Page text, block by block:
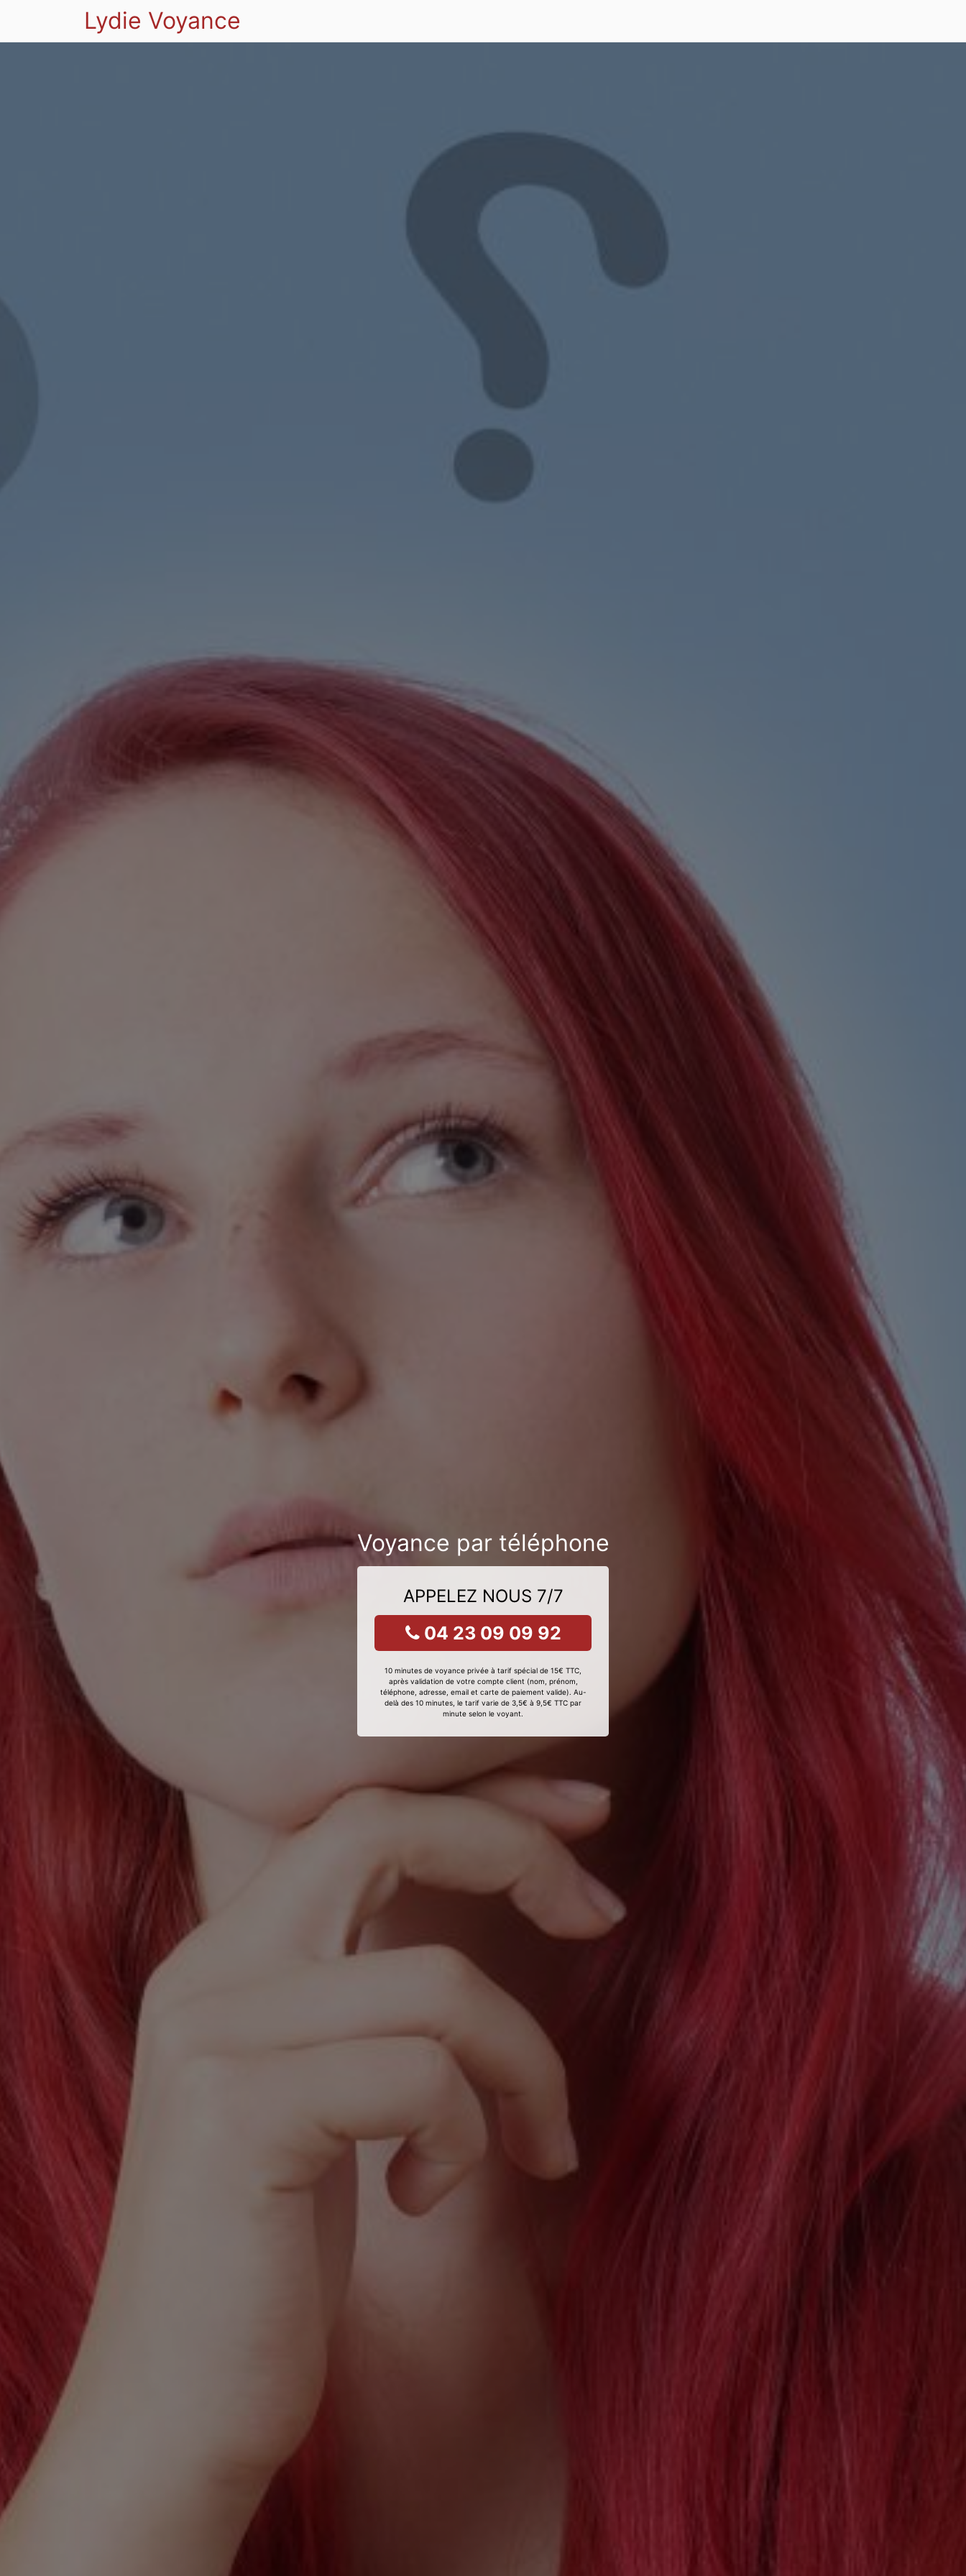
Lydie Voyance
Voyance par téléphone
APPELEZ NOUS 7/7
04 23 09 09 92
10 minutes de voyance privée à tarif spécial de 15€ TTC,
après validation de votre compte client (nom, prénom,
téléphone, adresse, email et carte de paiement valide). Au-
delà des 10 minutes, le tarif varie de 3,5€ à 9,5€ TTC par
minute selon le voyant.